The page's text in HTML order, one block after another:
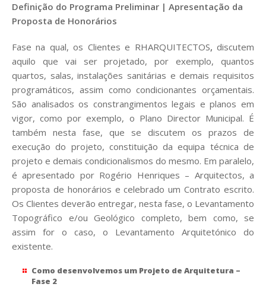
Definição do Programa Preliminar | Apresentação da
Proposta de Honorários
Fase na qual, os Clientes e RHARQUITECTOS, discutem
aquilo que vai ser projetado, por exemplo, quantos
quartos, salas, instalações sanitárias e demais requisitos
programáticos, assim como condicionantes orçamentais.
São analisados os constrangimentos legais e planos em
vigor, como por exemplo, o Plano Director Municipal. É
também nesta fase, que se discutem os prazos de
execução do projeto, constituição da equipa técnica de
projeto e demais condicionalismos do mesmo. Em paralelo,
é apresentado por Rogério Henriques – Arquitectos, a
proposta de honorários e celebrado um Contrato escrito.
Os Clientes deverão entregar, nesta fase, o Levantamento
Topográfico e/ou Geológico completo, bem como, se
assim for o caso, o Levantamento Arquitetónico do
existente.
Como desenvolvemos um Projeto de Arquitetura –
Fase 2